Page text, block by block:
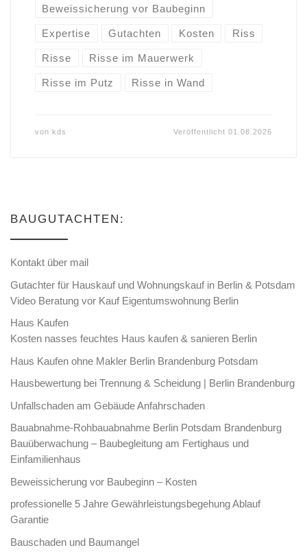
Beweissicherung vor Baubeginn
Expertise Gutachten Kosten Riss
Risse Risse im Mauerwerk
Risse im Putz Risse in Wand
von kds Veröffentlicht01.08.2026
BAUGUTACHTEN:
Kontakt über mail
Gutachter für Hauskauf und Wohnungskauf in Berlin & Potsdam
Video Beratung vor Kauf Eigentumswohnung Berlin
Haus Kaufen
Kosten nasses feuchtes Haus kaufen & sanieren Berlin
Haus Kaufen ohne Makler Berlin Brandenburg Potsdam
Hausbewertung bei Trennung & Scheidung | Berlin Brandenburg
Unfallschaden am Gebäude Anfahrschaden
Bauabnahme-Rohbauabnahme Berlin Potsdam Brandenburg
Bauüberwachung – Baubegleitung am Fertighaus und
Einfamilienhaus
Beweissicherung vor Baubeginn – Kosten
professionelle 5 Jahre Gewährleistungsbegehung Ablauf
Garantie
Bauschaden und Baumangel